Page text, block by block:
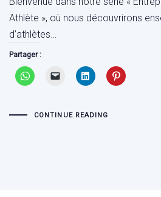
Athlète », où nous découvrirons
d’athlètes…
Partager :
CONTINUE READING